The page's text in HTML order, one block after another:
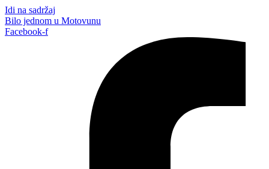
Idi na sadržaj
Bilo jednom u Motovunu
Facebook-f